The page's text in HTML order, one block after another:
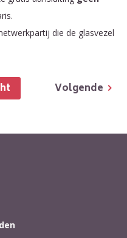
die de glasvezel
Volgende